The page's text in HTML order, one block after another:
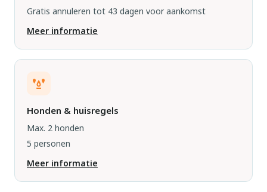
Gratis annuleren tot 43 dagen voor aankomst
Meer informatie
Honden & huisregels
Max. 2 honden
5 personen
Meer informatie